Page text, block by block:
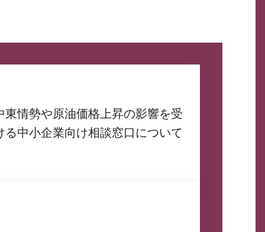
東情勢や原油価格上昇の影響を受
る中小企業向け相談窓口について